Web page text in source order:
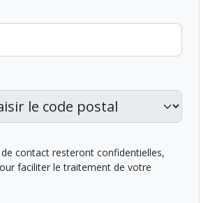
contact resteront confidentielles,
faciliter le traitement de votre